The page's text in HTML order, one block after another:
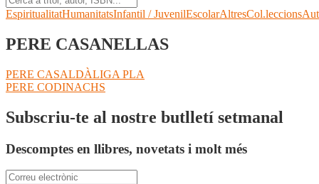
EspiritualitatHumanitatsInfantil / JuvenilEscolarAltresCol.leccions
PERE CASANELLAS
Navegació
d'entrades
Entrada
anterior:
PERE CASALDÀLIGA PLA
Pròxima
PERE CODINACHS
Subscriu-te al nostre butlletí setmanal
Descomptes en llibres, novetats i molt més